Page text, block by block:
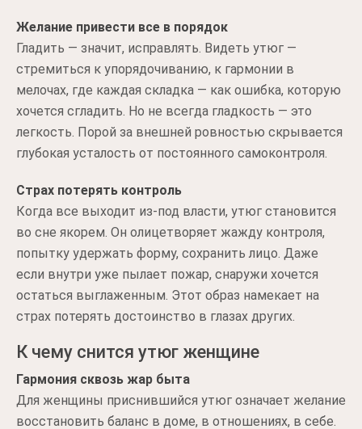
Желание привести все в порядок
Гладить — значит, исправлять. Видеть утюг —
стремиться к упорядочиванию, к гармонии в
мелочах, где каждая складка — как ошибка, которую
хочется сгладить. Но не всегда гладкость — это
легкость. Порой за внешней ровностью скрывается
глубокая усталость от постоянного самоконтроля.
Страх потерять контроль
Когда все выходит из-под власти, утюг становится
во сне якорем. Он олицетворяет жажду контроля,
попытку удержать форму, сохранить лицо. Даже
если внутри уже пылает пожар, снаружи хочется
остаться выглаженным. Этот образ намекает на
страх потерять достоинство в глазах других.
К чему снится утюг женщине
Гармония сквозь жар быта
Для женщины приснившийся утюг означает желание
восстановить баланс в доме, в отношениях, в себе.